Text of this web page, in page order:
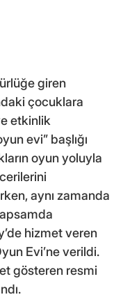
giren
çocuklara
etkinlik
evi” başlığı
oyun yoluyla
aynı zamanda
hizmet veren
Evi’ne verildi.
gösteren resmi